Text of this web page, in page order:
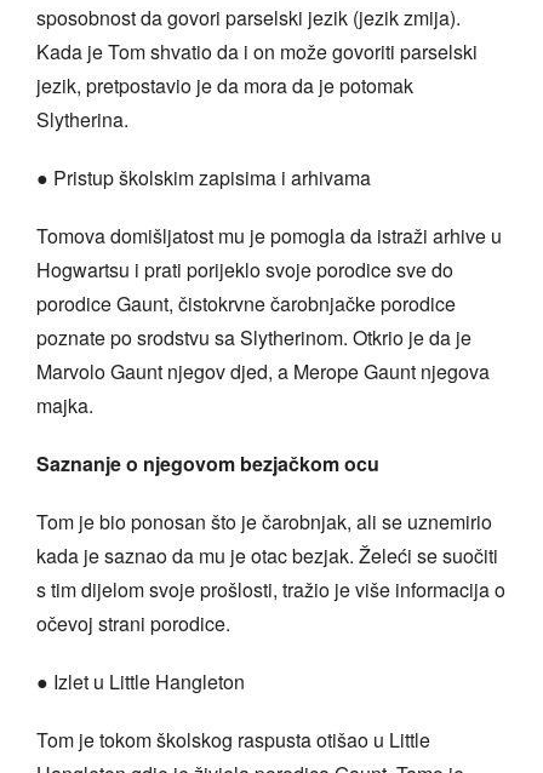
sposobnost da govori parselski jezik (jezik zmija).
Kada je Tom shvatio da i on može govoriti parselski
jezik, pretpostavio je da mora da je potomak
Slytherina.
● Pristup školskim zapisima i arhivama
Tomova domišljatost mu je pomogla da istraži arhive u
Hogwartsu i prati porijeklo svoje porodice sve do
porodice Gaunt, čistokrvne čarobnjačke porodice
poznate po srodstvu sa Slytherinom. Otkrio je da je
Marvolo Gaunt njegov djed, a Merope Gaunt njegova
majka.
Saznanje o njegovom bezjačkom ocu
Tom je bio ponosan što je čarobnjak, ali se uznemirio
kada je saznao da mu je otac bezjak. Želeći se suočiti
s tim dijelom svoje prošlosti, tražio je više informacija o
očevoj strani porodice.
● Izlet u Little Hangleton
Tom je tokom školskog raspusta otišao u Little